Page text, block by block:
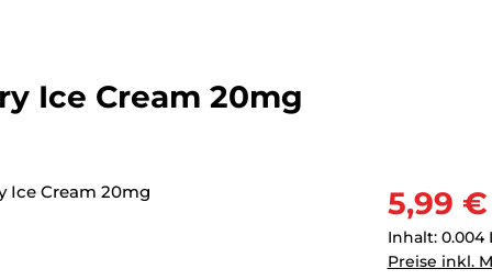
Ice Cream 20mg
5,99 €
Inhalt: 0.004
Preise inkl.